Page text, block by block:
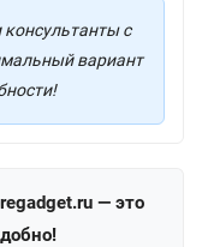
с
вариант
— это